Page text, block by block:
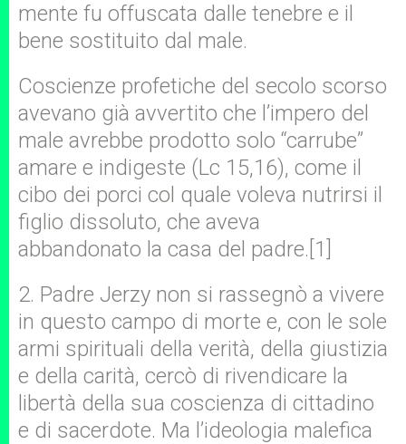
mente fu offuscata dalle tenebre e il
bene sostituito dal male.
Coscienze profetiche del secolo scorso
avevano già avvertito che l’impero del
male avrebbe prodotto solo “carrube”
amare e indigeste (Lc 15,16), come il
cibo dei porci col quale voleva nutrirsi il
figlio dissoluto, che aveva
abbandonato la casa del padre.[1]
2. Padre Jerzy non si rassegnò a vivere
in questo campo di morte e, con le sole
armi spirituali della verità, della giustizia
e della carità, cercò di rivendicare la
libertà della sua coscienza di cittadino
e di sacerdote. Ma l’ideologia malefica